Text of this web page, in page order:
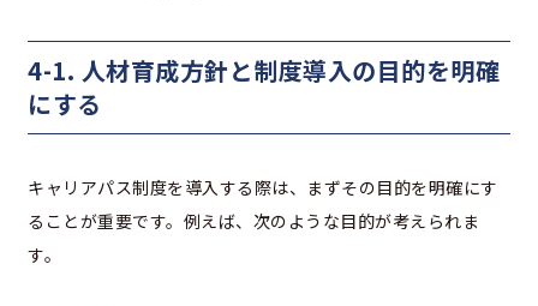
4-1. 人材育成方針と制度導入の目的を明確
にする
キャリアパス制度を導入する際は、まずその目的を明確にす
ることが重要です。例えば、次のような目的が考えられま
す。